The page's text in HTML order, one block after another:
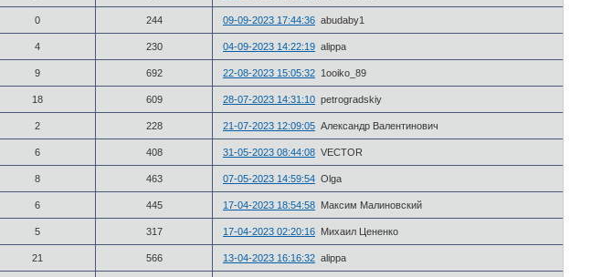
0 244 09-09-2023 17:44:36 abudaby1
4 230 04-09-2023 14:22:19 alippa
9 692 22-08-2023 15:05:32 1ooiko_89
18 609 28-07-2023 14:31:10 petrogradskiy
2 228 21-07-2023 12:09:05 Александр Валентинович
6 408 31-05-2023 08:44:08 VECTOR
8 463 07-05-2023 14:59:54 Olga
6 445 17-04-2023 18:54:58 Максим Малиновский
5 317 17-04-2023 02:20:16 Михаил Цененко
21 566 13-04-2023 16:16:32 alippa